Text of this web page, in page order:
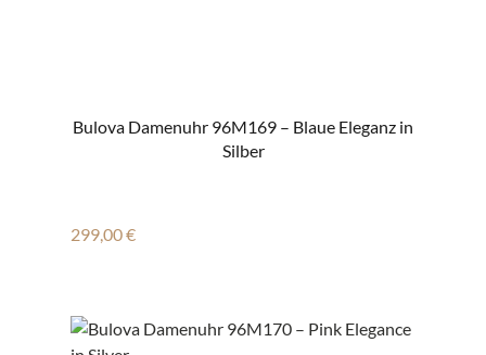
Bulova Damenuhr 96M169 – Blaue Eleganz in
Silber
Regulärer Preis:
299,00 €